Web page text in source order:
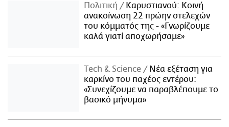
Πολιτική
Καρυστιανού: Κοινή
ανακοίνωση 22 πρώην στελεχών
του κόμματός της - «Γνωρίζουμε
καλά γιατί αποχωρήσαμε»
Τech & Science
Νέα εξέταση για
καρκίνο του παχέος εντέρου:
«Συνεχίζουμε να παραβλέπουμε το
βασικό μήνυμα»